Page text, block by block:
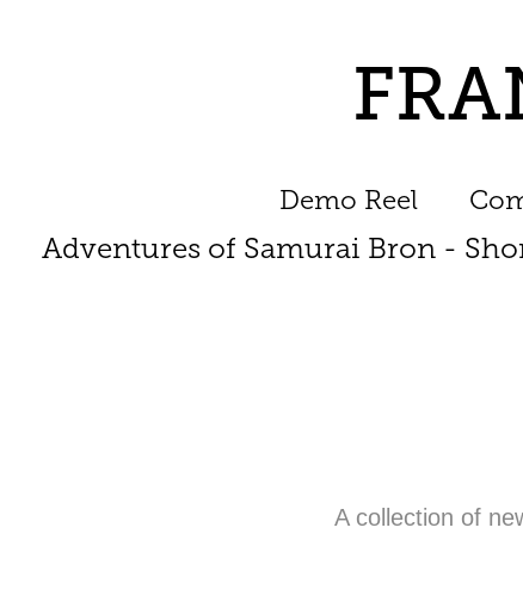
Demo Reel
Adventures of Samurai Bron -
A collection of